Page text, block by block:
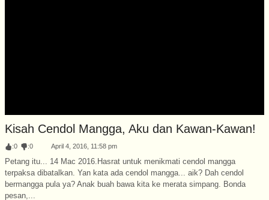
Kisah Cendol Mangga, Aku dan Kawan-Kawan!
:0 :0 April 4, 2016, 11:58 pm
Petang itu... 14 Mac 2016.Hasrat untuk menikmati cendol mangga
terpaksa dibatalkan. Yan kata ada cendol mangga... aik? Dah cendol
bermangga pula ya? Anak buah bawa kita ke merata simpang. Bonda
pesan,...